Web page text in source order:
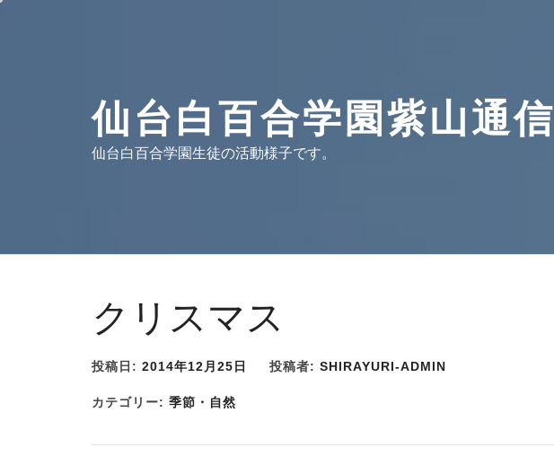
仙台白百合学園紫山通信
仙台白百合学園生徒の活動様子です。
クリスマス
投稿日: 2014年12月25日 投稿者: SHIRAYURI-ADMIN
カテゴリー: 季節・自然